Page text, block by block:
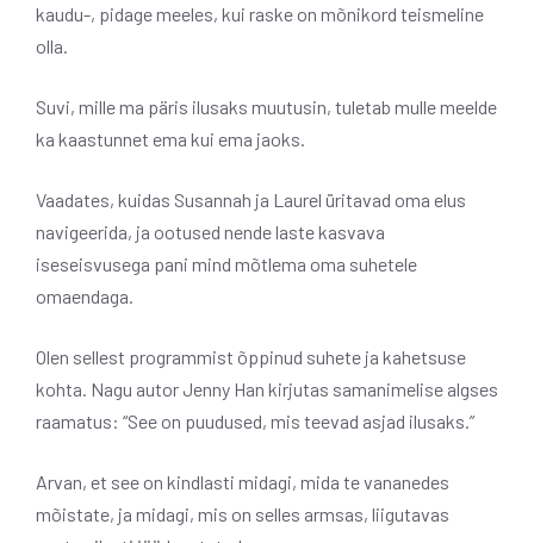
kaudu-, pidage meeles, kui raske on mõnikord teismeline
olla.
Suvi, mille ma päris ilusaks muutusin, tuletab mulle meelde
ka kaastunnet ema kui ema jaoks.
Vaadates, kuidas Susannah ja Laurel üritavad oma elus
navigeerida, ja ootused nende laste kasvava
iseseisvusega pani mind mõtlema oma suhetele
omaendaga.
Olen sellest programmist õppinud suhete ja kahetsuse
kohta. Nagu autor Jenny Han kirjutas samanimelise algses
raamatus: “See on puudused, mis teevad asjad ilusaks.”
Arvan, et see on kindlasti midagi, mida te vananedes
mõistate, ja midagi, mis on selles armsas, liigutavas